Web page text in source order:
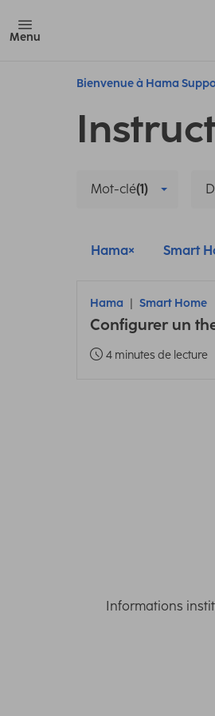
Menu
Bienvenue à Hama
Mot-clé(1)
Hama Smart
Hama Smart Home
Configurer un
4 minutes de lecture
Informations